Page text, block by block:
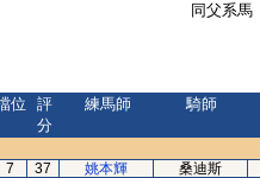
同父系馬
位
評
分
練馬師 騎師
7 37 姚本輝 桑迪斯